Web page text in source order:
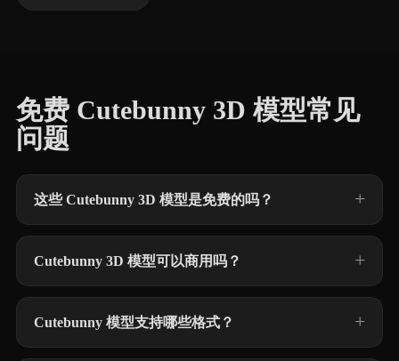
免费 Cutebunny 3D 模型常见
问题
这些 Cutebunny 3D 模型是免费的吗？
Cutebunny 3D 模型可以商用吗？
Cutebunny 模型支持哪些格式？